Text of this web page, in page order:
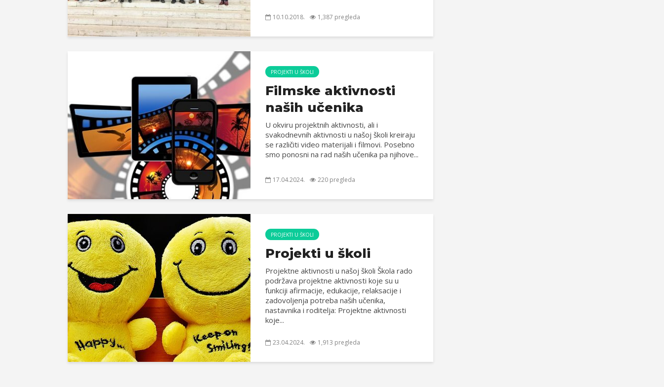
10.10.2018. 1,387 pregleda
PROJEKTI U ŠKOLI
Filmske aktivnosti
naših učenika
U okviru projektnih aktivnosti, ali i
svakodnevnih aktivnosti u našoj školi kreiraju
se različiti video materijali i filmovi. Posebno
smo ponosni na rad naših učenika pa njihove...
17.04.2024. 220 pregleda
PROJEKTI U ŠKOLI
Projekti u školi
Projektne aktivnosti u našoj školi Škola rado
podržava projektne aktivnosti koje su u
funkciji afirmacije, edukacije, relaksacije i
zadovoljenja potreba naših učenika,
nastavnika i roditelja: Projektne aktivnosti
koje...
23.04.2024. 1,913 pregleda